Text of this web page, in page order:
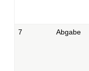
7 Abgabe